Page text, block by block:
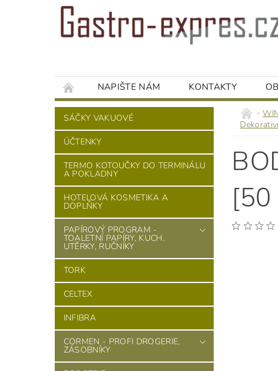
NAPIŠTE NÁM KONTAKTY
SÁČKY VAKUOVÉ
ÚČTENKY
TERMO KOTOUČKY DO TERMINÁLU
A POKLADNY
HOTELOVÁ KOSMETIKA A
DOPLŇKY
PAPÍROVÝ PROGRAM -
TOALETNÍ PAPÍRY, KUCH.
UTĚRKY, RUČNÍKY
TORK
CELTEX
INFIBRA
CORMEN - PROFI DROGERIE,
ZÁSOBNÍKY
[50